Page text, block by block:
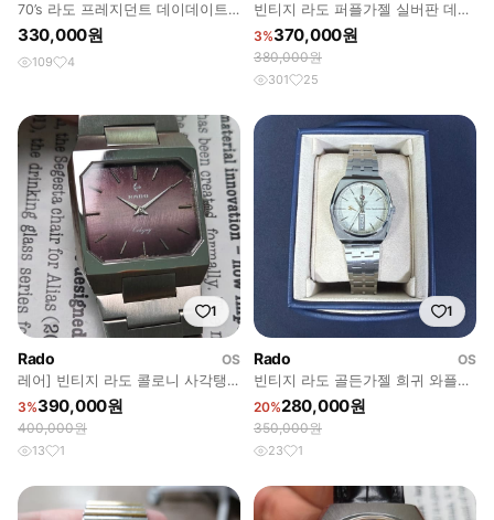
70’s 라도 프레지던트 데이데이트
실버
330,000원
109 4
빈티지 라도 퍼플가젤 실버판 데이
데이트 오토매틱 남성용 브레이슬
릿 ver
3%370,000원
380,000원
301 25
1
Rado
OS
레어] 빈티지 라도 콜로니 사각탱
크 퍼플판 수동 메커니컬 뻐뻐시 브
슬 v
3%390,000원
400,000원
13 1
1
Rado
OS
빈티지 라도 골든가젤 희귀 와플판
데이데이트 오토매틱 브레이슬릿
20%280,000원
350,000원
23 1